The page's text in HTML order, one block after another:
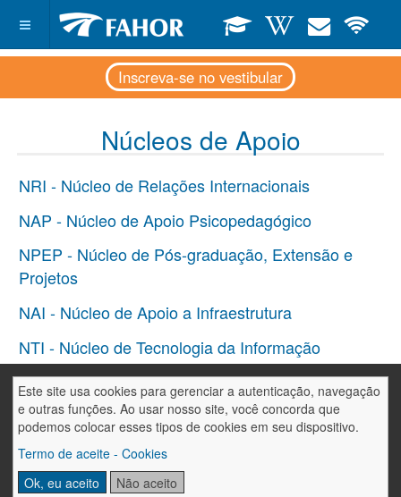
Este site usa cookies para gerenciar a autenticação, navegação
e outras funções. Ao usar nosso site, você concorda que
podemos colocar esses tipos de cookies em seu dispositivo.
Termo de aceite - Cookies
Ok, eu aceito
Não aceito
Inscreva-se no vestibular
Núcleos de Apoio
NRI - Núcleo de Relações Internacionais
NAP - Núcleo de Apoio Psicopedagógico
NPEP - Núcleo de Pós-graduação, Extensão e
Projetos
NAI - Núcleo de Apoio a Infraestrutura
NTI - Núcleo de Tecnologia da Informação
NAEMP - Núcleo de Apoio Empresarial
NCE - Núcleo de Ciências Exatas
NCM - Núcleo de Comunicação e Marketing
NAS - Núcleo de Ações Socioculturais